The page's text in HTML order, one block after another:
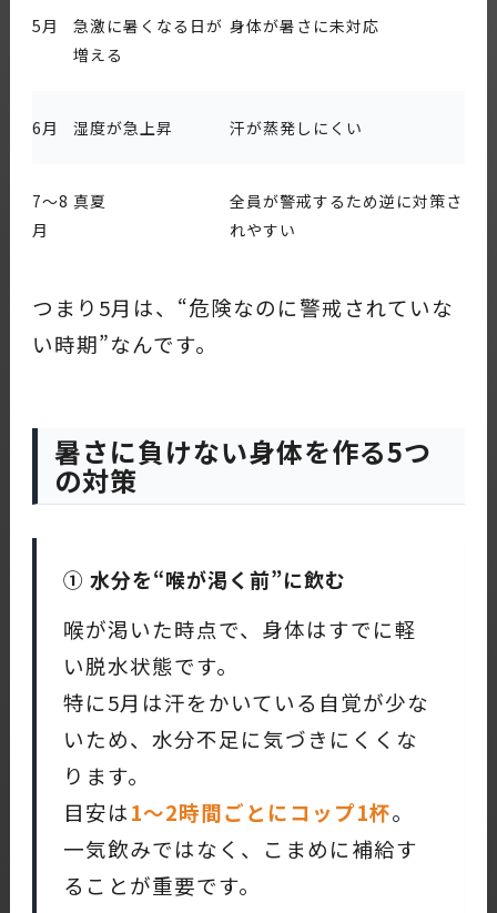
5月
急激に暑くなる日が
増える
身体が暑さに未対応
6月 湿度が急上昇 汗が蒸発しにくい
7〜8
月
真夏
全員が警戒するため逆に対策さ
れやすい
つまり5月は、“危険なのに警戒されていな
い時期”なんです。
暑さに負けない身体を作る5つ
の対策
① 水分を“喉が渇く前”に飲む
喉が渇いた時点で、身体はすでに軽
い脱水状態です。
特に5月は汗をかいている自覚が少な
いため、水分不足に気づきにくくな
ります。
目安は1〜2時間ごとにコップ1杯。
一気飲みではなく、こまめに補給す
ることが重要です。